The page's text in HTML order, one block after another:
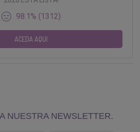
98.1% (1312)
ACEDA AQUI